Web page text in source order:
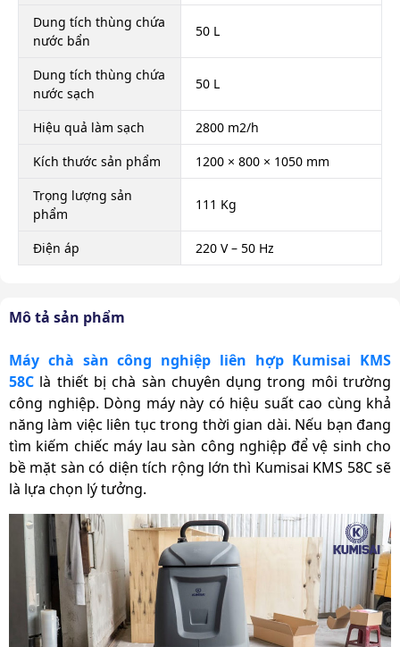
Mô tả sản phẩm
Máy chà sàn công nghiệp liên hợp Kumisai KMS
58C là thiết bị chà sàn chuyên dụng trong môi trường
công nghiệp. Dòng máy này có hiệu suất cao cùng khả
năng làm việc liên tục trong thời gian dài. Nếu bạn đang
tìm kiếm chiếc máy lau sàn công nghiệp để vệ sinh cho
bề mặt sàn có diện tích rộng lớn thì Kumisai KMS 58C sẽ
là lựa chọn lý tưởng.
Dung tích thùng chứa
nước bẩn
50 L
Dung tích thùng chứa
nước sạch
50 L
Hiệu quả làm sạch
2800 m2/h
Kích thước sản phẩm
1200 × 800 × 1050 mm
Trọng lượng sản
phẩm
111 Kg
Điện áp
220 V – 50 Hz
Xuất xứ
motor
24 tháng
Thời gian bảo hành
phần điện và bơm
12 tháng
Thời gian bảo hành
bình ắc quy, sạc và
van từ
6 tháng